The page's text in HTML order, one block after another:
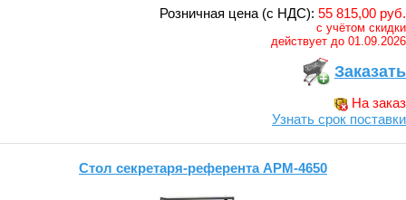
Розничная цена (с НДС): 55 815,00 руб.
с учётом скидки
действует до 01.09.2026
Заказать
На заказ
Узнать срок поставки
Стол секретаря-референта АРМ-4650